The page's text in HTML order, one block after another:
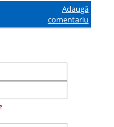
Adaugă
comentariu